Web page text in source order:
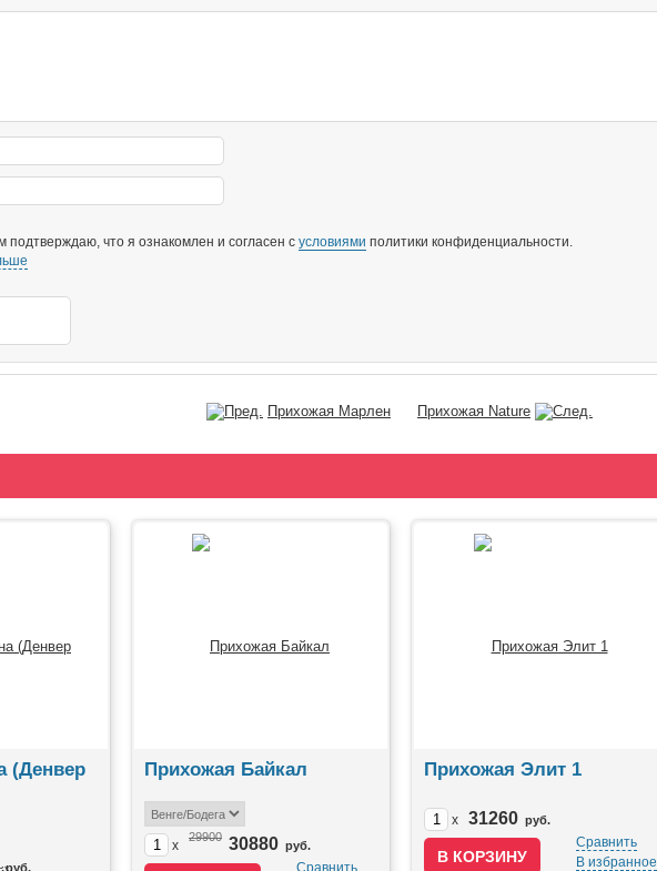
подтверждаю, что я ознакомлен и согласен с условиями политики конфиденциальности.
Прихожая Марлен Прихожая Nature
(Денвер
руб.
Прихожая Байкал
x
29900 30880 руб.
Сравнить
Прихожая Элит 1
x 31260 руб.
Сравнить
В избранное